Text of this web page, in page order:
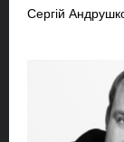
Сергій